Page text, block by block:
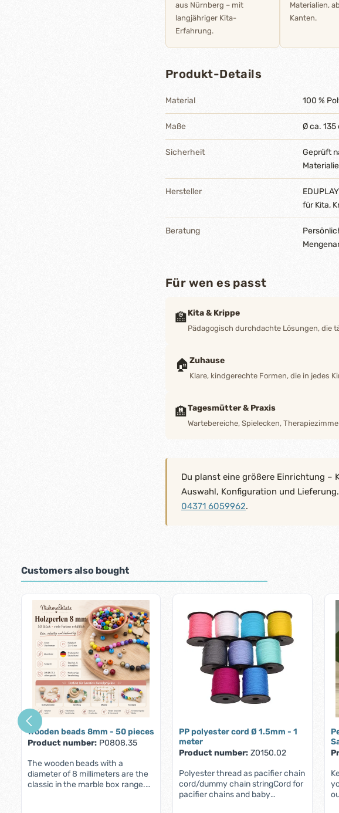
aus Nürnberg – mit
langjähriger Kita-
Erfahrung.
Materialien,
Kanten.
Produkt-Details
Material 100 %
Maße Ø ca. 135
Sicherheit Geprüft
Hersteller
für Kita,
Beratung
Für wen es passt
🏫Kita & Krippe
Pädagogisch durchdachte Lösungen, die
🏠Zuhause
Klare, kindgerechte Formen, die in jedes
🏨Tagesmütter & Praxis
Wartebereiche, Spielecken,
Du planst eine größere Einrichtung –
Auswahl, Konfiguration und
04371 6059962.
Customers also bought
Skip product gallery
Wooden beads 8mm - 50 pieces
Product number: P0808.35
The wooden beads with a
diameter of 8 millimeters are the
classic in the marble box range.
PP polyester cord Ø 1.5mm - 1
meter
Product number: Z0150.02
Polyester thread as pacifier chain
cord/dummy chain stringCord for
pacifier chains and baby